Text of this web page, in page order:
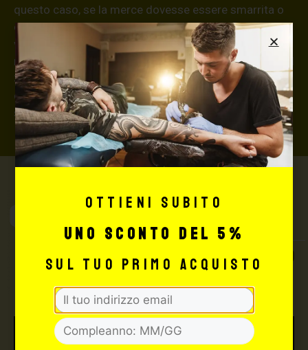
questo caso, se la merce dovesse essere smarrita o
danneggiata dal corriere, quest’ultimo risarcirà l’intero
valore della merce, in caso contrario nessuno
rimborserà il destinatario) con un costo aggiuntivo del
3,5% sul valore totale del carrello, da richiedere prima
di concludere il pagamento al seguente indirizzo:
shop@maxsignorello.it.
Max Signorello
Tattoo Supply
TUTTO PER IL TUO
TATTOO STUDIO
Ottieni subito
uno sconto del 5%
sul tuo primo acquisto